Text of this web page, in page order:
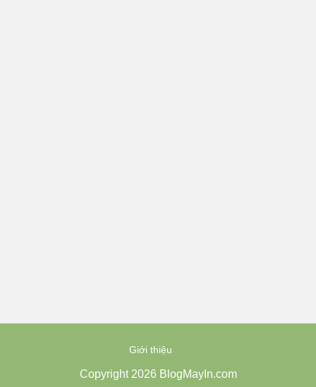
Giới thiệu
Copyright 2026 BlogMayIn.com